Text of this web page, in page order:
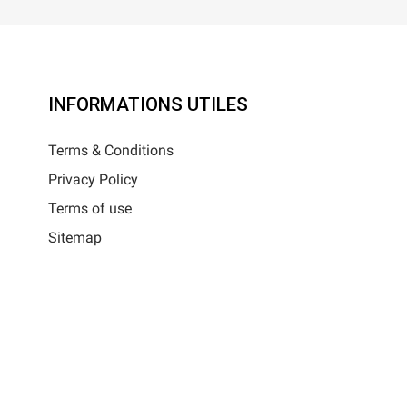
INFORMATIONS UTILES
Terms & Conditions
Privacy Policy
Terms of use
Sitemap